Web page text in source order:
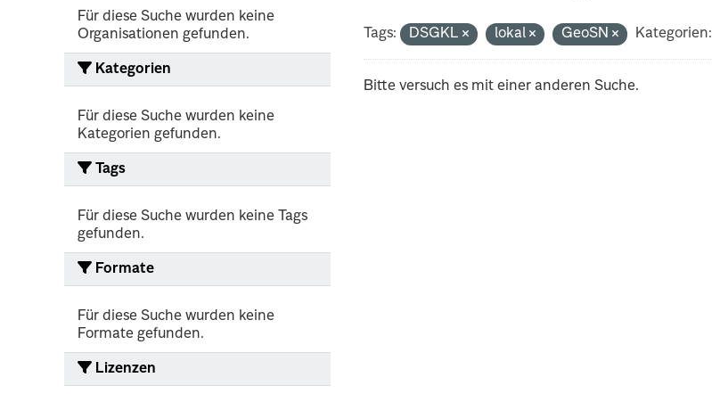
Für diese Suche wurden keine
Organisationen gefunden.
Kategorien
Für diese Suche wurden keine
Kategorien gefunden.
Tags
Für diese Suche wurden keine Tags
gefunden.
Formate
Für diese Suche wurden keine
Formate gefunden.
Lizenzen
Tags: DSGKL lokal GeoSN Kategorien:
Bitte versuch es mit einer anderen Suche.